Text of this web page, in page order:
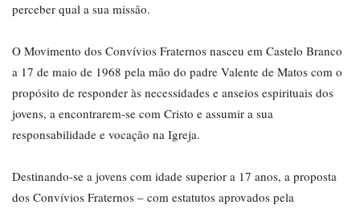
perceber qual a sua missão.
O Movimento dos Convívios Fraternos nasceu em Castelo Branco
a 17 de maio de 1968 pela mão do padre Valente de Matos com o
propósito de responder às necessidades e anseios espirituais dos
jovens, a encontrarem-se com Cristo e assumir a sua
responsabilidade e vocação na Igreja.
Destinando-se a jovens com idade superior a 17 anos, a proposta
dos Convívios Fraternos – com estatutos aprovados pela